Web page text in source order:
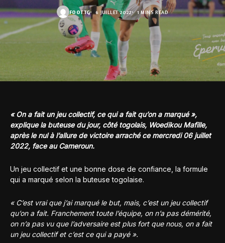
FOOT.TG 6 JUILLET 2022 1 MINS READ
« On a fait un jeu collectif, ce qui a fait qu’on a marqué »,
explique la buteuse du jour, côté togolais, Woedikou Mafille,
après le nul à l’allure de victoire arraché ce mercredi 06 juillet
2022, face au Cameroun.
Un jeu collectif et une bonne dose de confiance, la formule
qui a marqué selon la buteuse togolaise.
« C’est vrai que j’ai marqué le but, mais, c’est un jeu collectif
qu’on a fait. Franchement toute l’équipe, on n’a pas démérité,
on n’a pas vu que l’adversaire est plus fort que nous, on a fait
un jeu collectif et c’est ce qui a payé ».